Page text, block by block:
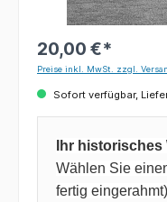
20,00 €*
Preise inkl. MwSt. zzgl.
Sofort verfügbar,
Ihr
Wählen Sie
fertig eingerahmt)